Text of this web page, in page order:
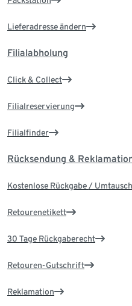
Lieferadresse ändern
Filialabholung
Click & Collect
Filialreservierung
Filialfinder
Rücksendung &
Kostenlose Rückgabe / Umtausch
Retourenetikett
30 Tage Rückgaberecht
Retouren-Gutschrift
Reklamation